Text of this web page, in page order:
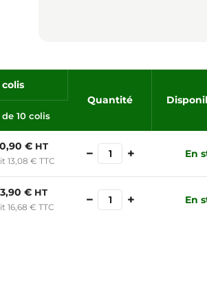
Quantité
de 10 colis
€ HT
13,08 € TTC − + En
€ HT
16,68 € TTC − + En